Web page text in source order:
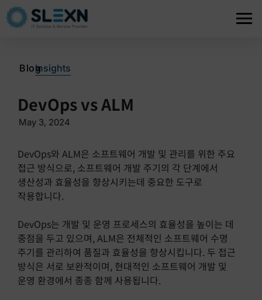
Blog
>
Insights
DevOps vs ALM
May 3, 2024
DevOps와 ALM은 소프트웨어 개발 및 관리를 위한 주요
접근 방식으로, 소프트웨어 개발 주기의 각 단계에서
생산성과 효율성을 향상시키는데 중요한 도구로
작용합니다.
DevOps는 개발 및 운영 프로세스의 효율성을 높이는 데
중점을 두고 있으며, ALM은 전체적인 소프트웨어 수명
주기를 관리하여 품질과 효율성을 향상시킵니다. 두 접근
방식은 서로 보완적이며, 현대적인 소프트웨어 개발 및
운영 환경에서 종종 함께 사용됩니다.